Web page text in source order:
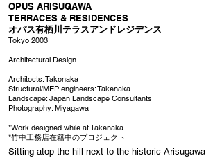
OPUS ARISUGAWA
TERRACES & RESIDENCES
オパス有栖川テラスアンドレジデンス
Tokyo 2003
Architectural Design
Architects: Takenaka
Structural/MEP engineers: Takenaka
Landscape: Japan Landscape Consultants
Photography: Miyagawa
*Work designed while at Takenaka
*竹中工務店在籍中のプロジェクト
Sitting atop the hill next to the historic Arisugawa